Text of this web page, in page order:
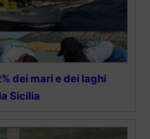
dei mari e dei laghi
Sicilia